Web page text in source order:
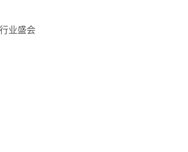
业盛会